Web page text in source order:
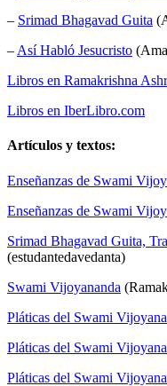
– Srimad Bhagavad Guita
– Así Habló Jesucristo
Libros en Ramakrishna
Libros en IberLibro.com
Artículos y textos:
Enseñanzas de Swami
Enseñanzas de Swami
Srimad Bhagavad Guita,
(estudantedavedanta)
Swami Vijoyananda
Pláticas del Swami
Pláticas del Swami
Pláticas del Swami